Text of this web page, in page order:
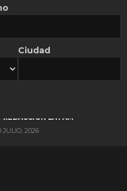
REDACCIÓN LATAM
JULIO, 2026
Ciudad